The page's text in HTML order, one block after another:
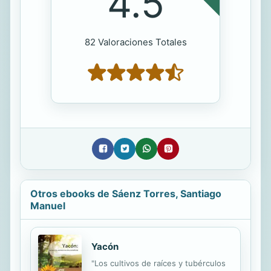
82 Valoraciones Totales
Otros ebooks de Sáenz Torres, Santiago
Manuel
Yacón
"Los cultivos de raíces y tubérculos